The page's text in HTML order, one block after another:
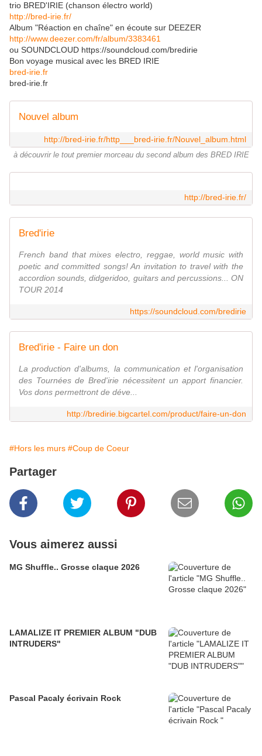
trio BRED'IRIE (chanson électro world)
http://bred-irie.fr/
Album "Réaction en chaîne" en écoute sur DEEZER
http://www.deezer.com/fr/album/3383461
ou SOUNDCLOUD https://soundcloud.com/bredirie
Bon voyage musical avec les BRED IRIE
bred-irie.fr
bred-irie.fr
Nouvel album
http://bred-irie.fr/http___bred-irie.fr/Nouvel_album.html
à découvrir le tout premier morceau du second album des BRED IRIE
http://bred-irie.fr/
Bred'irie
French band that mixes electro, reggae, world music with
poetic and committed songs! An invitation to travel with the
accordion sounds, didgeridoo, guitars and percussions... ON
TOUR 2014
https://soundcloud.com/bredirie
Bred'irie - Faire un don
La production d'albums, la communication et l'organisation
des Tournées de Bred'irie nécessitent un apport financier.
Vos dons permettront de déve...
http://bredirie.bigcartel.com/product/faire-un-don
#Hors les murs #Coup de Coeur
Partager
Vous aimerez aussi
MG Shuffle.. Grosse claque 2026
LAMALIZE IT PREMIER ALBUM "DUB
INTRUDERS"
Pascal Pacaly écrivain Rock